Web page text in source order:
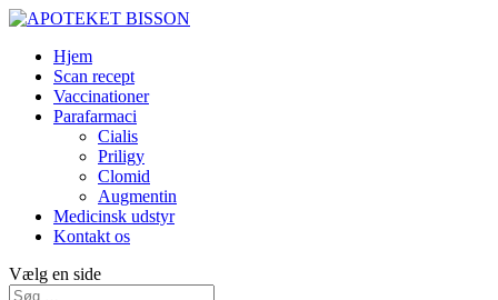
Hjem
Scan recept
Vaccinationer
Parafarmaci
Cialis
Priligy
Clomid
Augmentin
Medicinsk udstyr
Kontakt os
Vælg en side